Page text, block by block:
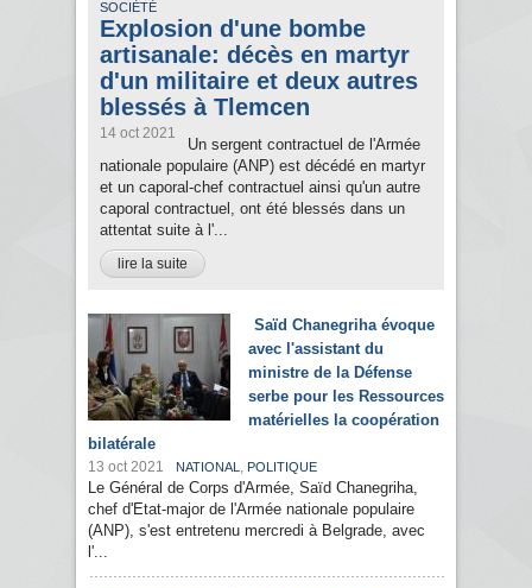
SOCIÉTÉ
Explosion d'une bombe
artisanale: décès en martyr
d'un militaire et deux autres
blessés à Tlemcen
14 oct 2021
Un sergent contractuel de l'Armée
nationale populaire (ANP) est décédé en martyr
et un caporal-chef contractuel ainsi qu'un autre
caporal contractuel, ont été blessés dans un
attentat suite à l'...
lire la suite
Saïd Chanegriha évoque
avec l'assistant du
ministre de la Défense
serbe pour les Ressources
matérielles la coopération
bilatérale
13 oct 2021 NATIONAL , POLITIQUE
Le Général de Corps d'Armée, Saïd Chanegriha,
chef d'Etat-major de l'Armée nationale populaire
(ANP), s'est entretenu mercredi à Belgrade, avec
l'...